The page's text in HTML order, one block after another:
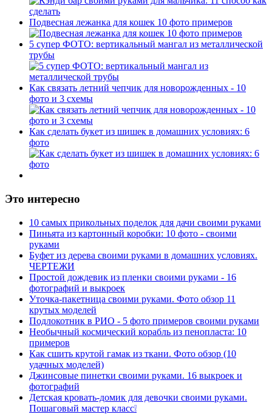
Подвесная лежанка для кошек 10 фото примеров
5 супер ФОТО: вертикальный мангал из металлической
трубы
Как связать летний чепчик для новорожденных - 10
фото и 3 схемы
Как сделать букет из шишек в домашних условиях: 6
фото
Это интересно
10 самых прикольных поделок для дачи своими руками
Пиньята из картонный коробки: 10 фото - своими
руками
Буфет из дерева своими руками в домашних условиях.
ЧЕРТЕЖИ
Простой дождевик из пленки своими руками - 16
фотографий и выкроек
Уточка-пакетница своими руками. Фото обзор 11
крутых моделей
Подлокотник в РИО - 5 фото примеров своими руками
Необычный космический корабль из пенопласта: 10
примеров
Как сшить крутой гамак из ткани. Фото обзор (10
удачных моделей)
Джинсовые пинетки своими руками. 16 выкроек и
фотографий
Детская кровать-домик для девочки своими руками.
Пошаговый мастер класс❕